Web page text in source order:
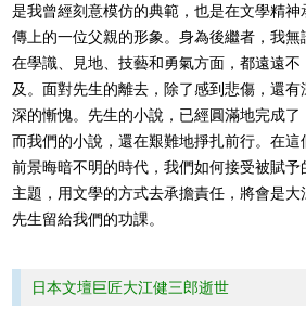
是我曾經刻意模仿的典範，也是在文學精神
傳上的一位父親的形象。身為後繼者，我無
在學識、見地、技藝和勇氣方面，都遠遠不
及。面對先生的離去，除了感到悲傷，還有
深的慚愧。先生的小說，已經圓滿地完成了
而我們的小說，還在艱難地掙扎前行。在這
前景晦暗不明的時代，我們如何接受被賦予
主題，用文學的方式去承擔責任，將會是大
先生留給我們的功課。
日本文壇巨匠大江健三郎逝世